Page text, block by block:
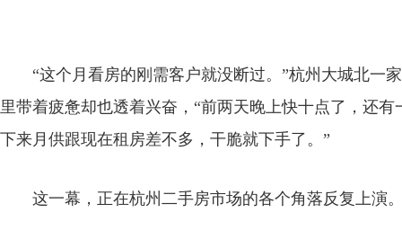
“这个月看房的刚需客户就没断过。”杭州大城北一
里带着疲惫却也透着兴奋，“前两天晚上快十点了，还
下来月供跟现在租房差不多，干脆就下手了。”
这一幕，正在杭州二手房市场的各个角落反复上演